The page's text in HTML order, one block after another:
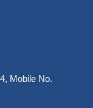
, Mobile No.